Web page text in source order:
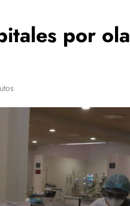
por
redes
de
julio